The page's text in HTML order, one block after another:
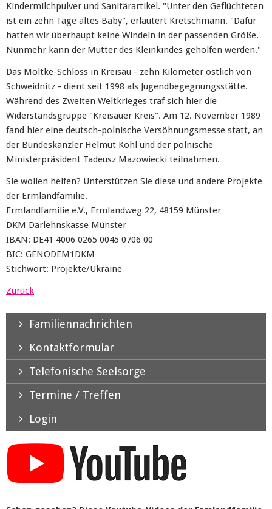
Kindermilchpulver und Sanitärartikel. "Unter den Geflüchteten
ist ein zehn Tage altes Baby", erläutert Kretschmann. "Dafür
hatten wir überhaupt keine Windeln in der passenden Größe.
Nunmehr kann der Mutter des Kleinkindes geholfen werden."
Das Moltke-Schloss in Kreisau - zehn Kilometer östlich von
Schweidnitz - dient seit 1998 als Jugendbegegnungsstätte.
Während des Zweiten Weltkrieges traf sich hier die
Widerstandsgruppe "Kreisauer Kreis". Am 12. November 1989
fand hier eine deutsch-polnische Versöhnungsmesse statt, an
der Bundeskanzler Helmut Kohl und der polnische
Ministerpräsident Tadeusz Mazowiecki teilnahmen.
Sie wollen helfen? Unterstützen Sie diese und andere Projekte
der Ermlandfamilie.
Ermlandfamilie e.V., Ermlandweg 22, 48159 Münster
DKM Darlehnskasse Münster
IBAN: DE41 4006 0265 0045 0706 00
BIC: GENODEM1DKM
Stichwort: Projekte/Ukraine
Zurück
Familiennachrichten
Kontaktformular
Telefonische Seelsorge
Termine / Treffen
Login